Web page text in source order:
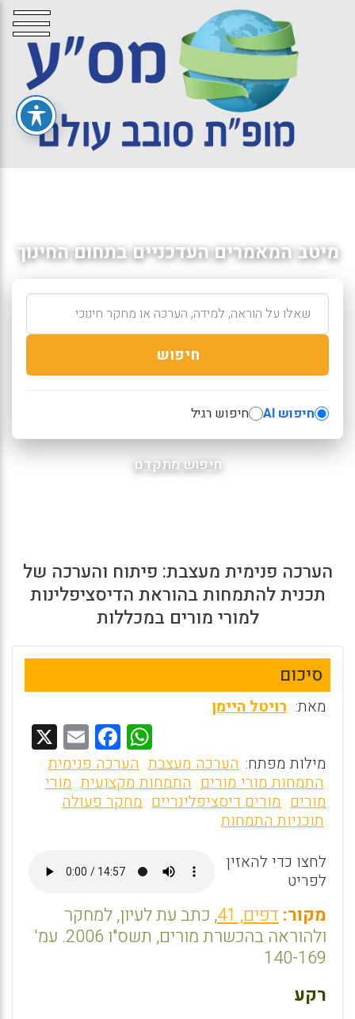
מיטב המאמרים העדכניים בתחום החינוך
חיפוש
חיפוש AI חיפוש רגיל
חיפוש מתקדם
הערכה פנימית מעצבת: פיתוח והערכה של
תכנית להתמחות בהוראת הדיסציפלינות
למורי מורים במכללות
סיכום
מאת: רויטל היימן
W
h
at
s
p
F
a
ce
b
o
k
E
m
ai
l
מילות מפתח: הערכה מעצבת הערכה פנימית
התמחות מורי מורים התמחות מקצועית מורי
מורים מורים דיסציפלינריים מחקר פעולה
תוכניות התמחות
לחצו כדי להאזין
לפריט
מקור: דפים, 41
, כתב עת לעיון, למחקר
ולהוראה בהכשרת מורים, תשס"ו 2006. עמ'
140-169
רקע